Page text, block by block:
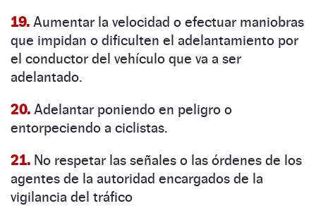
19. Aumentar la velocidad o efectuar maniobras
que impidan o dificulten el adelantamiento por
el conductor del vehículo que va a ser
adelantado.
20. Adelantar poniendo en peligro o
entorpeciendo a ciclistas.
21. No respetar las señales o las órdenes de los
agentes de la autoridad encargados de la
vigilancia del tráfico